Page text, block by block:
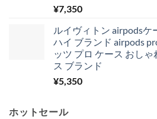
¥7,350
ルイヴィトン airpodsケ
ハイ ブランド airpods
ッツ プロ ケース おし
ス ブランド
¥5,350
ホットセール